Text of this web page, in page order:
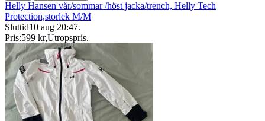
Helly Hansen vår/sommar /höst jacka/trench, Helly Tech
Protection,storlek M/M
Sluttid10 aug 20:47.
Pris:599 kr,Utropspris.